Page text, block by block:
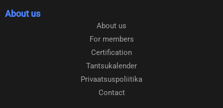
About us
About us
For members
Certification
Tantsukalender
Privaatsuspoliitika
Contact